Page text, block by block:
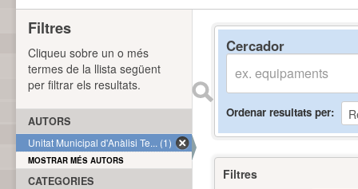
Cercador
Ordenar resultats per
Filtres
Filtres
Cliqueu sobre un o més
termes de la llista següent
per filtrar els resultats.
AUTORS
Unitat Municipal d'Anàlisi Te... (1)
MOSTRAR MÉS AUTORS
CATEGORIES